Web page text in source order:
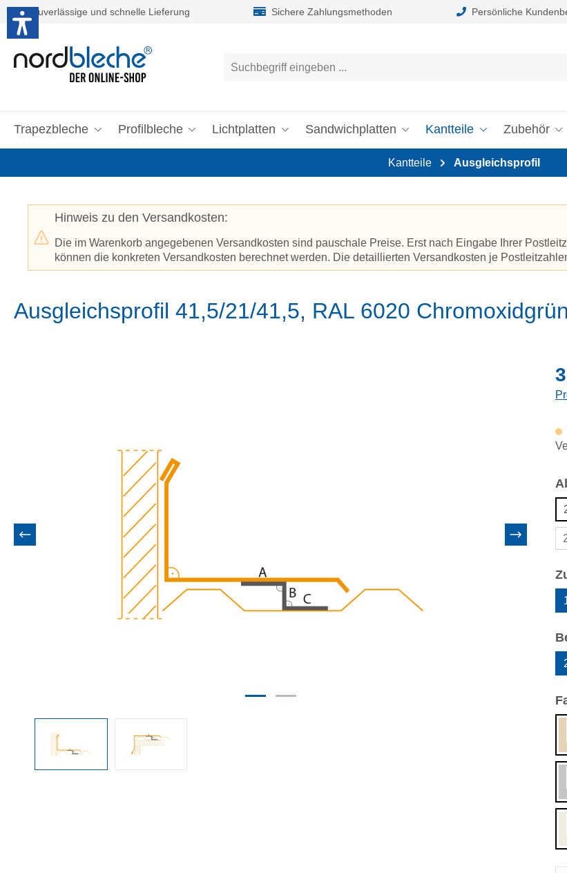
Hauptinhalt springen
Zur Suche springen
Zuverlässige und schnelle Lieferung Sichere Zahlungsmethoden Persönliche
Trapezbleche Profilbleche Lichtplatten Sandwichplatten Kantteile Zubehör
Kantteile Ausgleichsprofil
Hinweis zu den Versandkosten:
Die im Warenkorb angegebenen Versandkosten sind pauschale Preise. Erst nach Eingabe Ihrer
können die konkreten Versandkosten berechnet werden. Die detaillierten Versandkosten je
Ausgleichsprofil 41,5/21/41,5, RAL 6020 Chromoxidgrün